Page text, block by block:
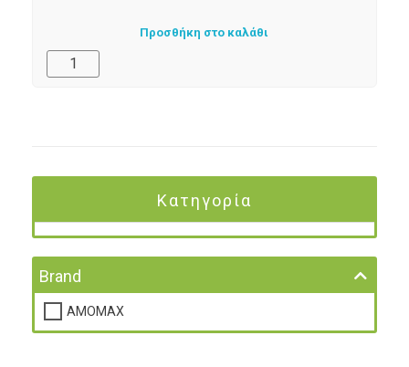
Προσθήκη στο καλάθι
Κατηγορία
Brand
AMOMAX